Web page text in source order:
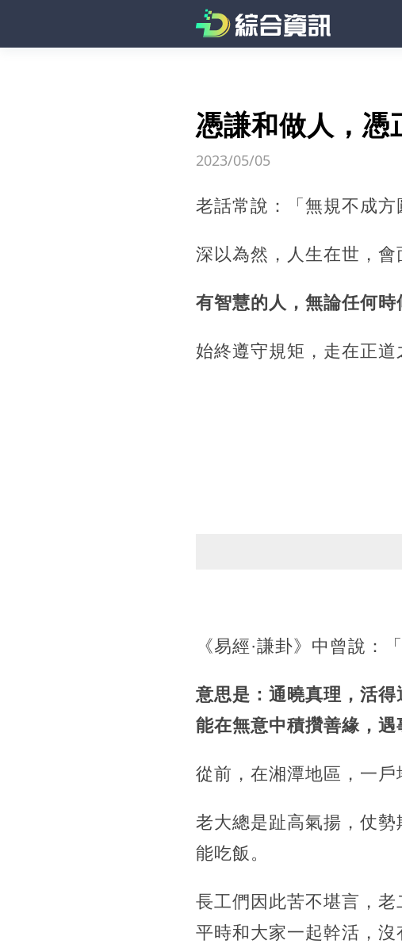
憑謙和做人，憑
2023/05/05
老話常說：「無規不成方
深以為然，人生在世，會
有智慧的人，無論任何時
始終遵守規矩，走在正道
《易經·謙卦》中曾說：
意思是：通曉真理，活
能在無意中積攢善緣，遇
從前，在湘潭地區，一戶
老大總是趾高氣揚，仗
能吃飯。
長工們因此苦不堪言，
平時和大家一起幹活，沒